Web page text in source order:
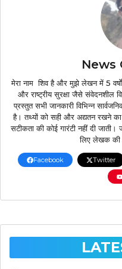
News
मेरा नाम शिव है और मुझे लेखन में 5 वर्षों
और राष्ट्रीय सुरक्षा जैसे संवेदनशील
प्रस्तुत सभी जानकारी विभिन्न
है। तथ्यों को सही और अद्यतन रखने का
सटीकता की कोई गारंटी नहीं दी
लिए लेखक की
Facebook Twitter